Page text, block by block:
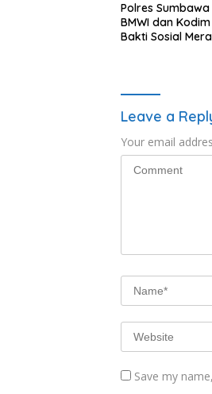
Polres Sumbawa
BMWI dan
Bakti Sosial
Leave a
Your email
Save my